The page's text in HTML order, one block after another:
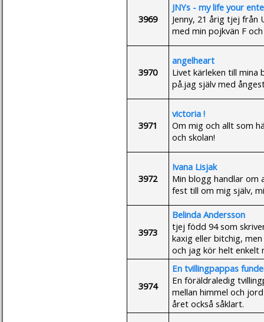
3969
JNYs - my life your
Jenny, 21 årig tjej
med min pojkvän F
3970
angelheart
Livet kärleken till
på.jag själv med
3971
victoria !
Om mig och allt som
och skolan!
3972
Ivana Lisjak
Min blogg handlar om
fest till om mig själv,
3973
Belinda Andersson
tjej född 94 som
kaxig eller bitchig,
och jag kör helt enkelt
3974
En tvillingpappas
En föräldraledig
mellan himmel och
året också såklart.